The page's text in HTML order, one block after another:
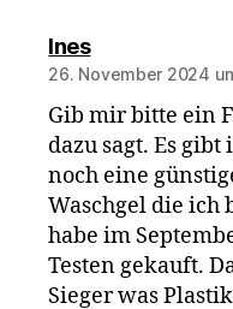
Inessagt:
26. November 2024
Gib mir bitte ein
dazu sagt. Es
noch eine
Waschgel die ich
habe im
Testen gekauft.
Sieger was